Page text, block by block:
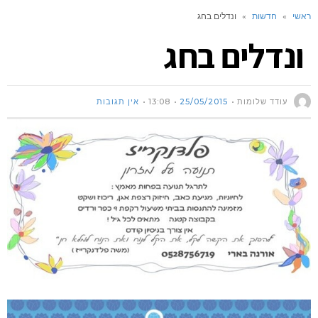
ראשי » חדשות » ונדלים בחג
ונדלים בחג
עודד שלומות 25/05/2015
13:08 אין תגובות